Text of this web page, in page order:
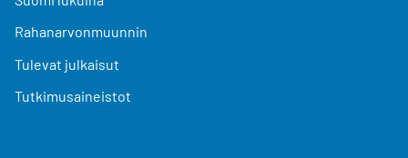
Rahanarvonmuunnin
Tulevat julkaisut
Tutkimusaineistot